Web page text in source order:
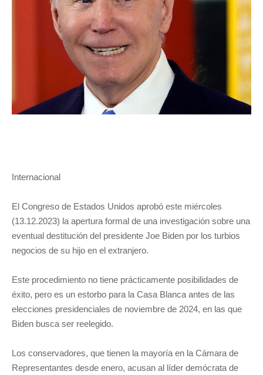
Internacional
El Congreso de Estados Unidos aprobó este miércoles
(13.12.2023) la apertura formal de una investigación sobre una
eventual destitución del presidente Joe Biden por los turbios
negocios de su hijo en el extranjero.
Este procedimiento no tiene prácticamente posibilidades de
éxito, pero es un estorbo para la Casa Blanca antes de las
elecciones presidenciales de noviembre de 2024, en las que
Biden busca ser reelegido.
Los conservadores, que tienen la mayoría en la Cámara de
Representantes desde enero, acusan al líder demócrata de